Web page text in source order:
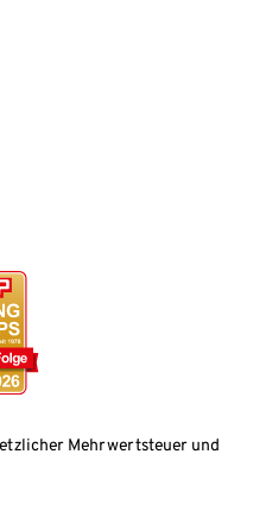
Mehrwertsteuer und